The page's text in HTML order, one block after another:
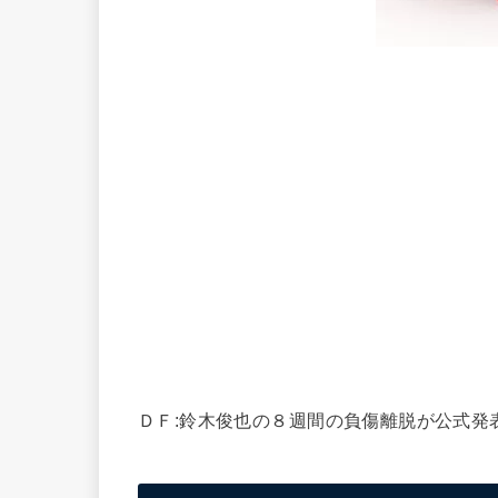
ＤＦ:鈴木俊也の８週間の負傷離脱が公式